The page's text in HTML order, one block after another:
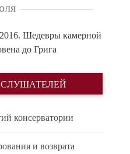
Шедевры камерной
до Грига
консерватории
и возврата